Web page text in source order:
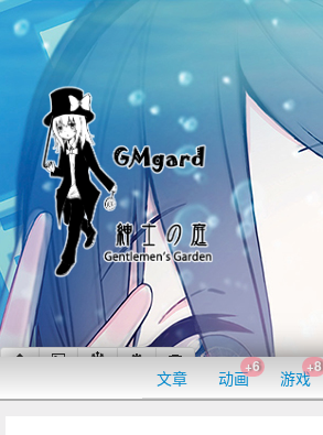
文章 动画
+6
游戏
+8